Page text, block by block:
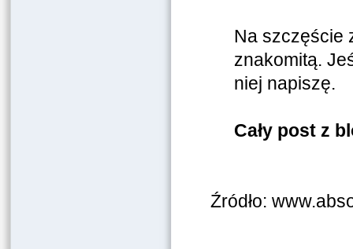
Na szczęście
znakomitą.
niej napiszę.
Cały post z
Źródło: